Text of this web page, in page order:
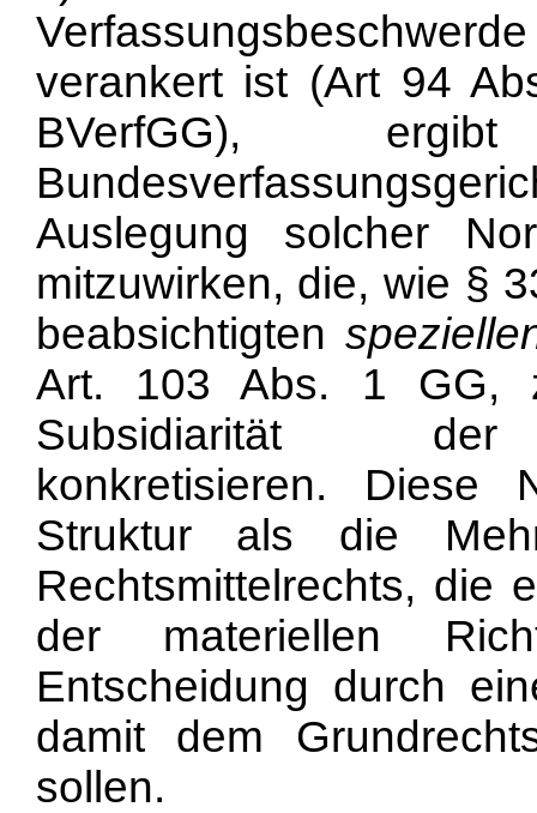
verankert ist (Art 94
BVerfGG),
Auslegung solcher
mitzuwirken, die, wie §
beabsichtigten
Art. 103 Abs. 1 GG,
Subsidiarität der
konkretisieren. Diese
Struktur als die
Rechtsmittelrechts, die
der materiellen
Entscheidung durch
damit dem
sollen.